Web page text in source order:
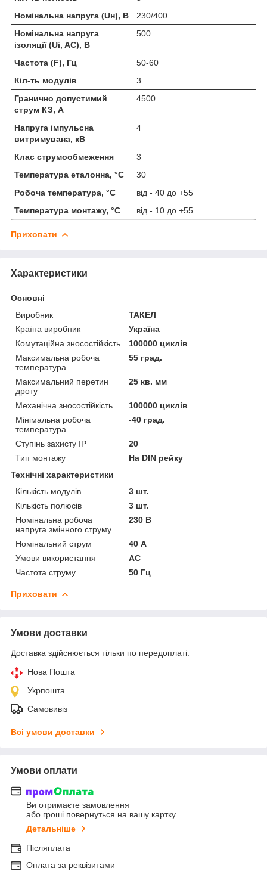
Номінальна напруга (Uн), В
230/400
Номінальна напруга
ізоляції (Ui, AC), В
500
Частота (F), Гц
50-60
Кіл-ть модулів
3
Гранично допустимий
струм КЗ, А
4500
Напруга імпульсна
витримувана, кВ
4
Клас струмообмеження
3
Температура еталонна, °C
30
Робоча температура, °C
від - 40 до +55
Температура монтажу, °C
від - 10 до +55
Приховати
Характеристики
Основні
Виробник
ТАКЕЛ
Країна виробник
Україна
Комутаційна зносостійкість
100000 циклів
Максимальна робоча
температура
55 град.
Максимальний перетин
дроту
25 кв. мм
Механічна зносостійкість
100000 циклів
Мінімальна робоча
температура
-40 град.
Ступінь захисту IP
20
Тип монтажу
На DIN рейку
Технічні характеристики
Кількість модулів
3 шт.
Кількість полюсів
3 шт.
Номінальна робоча
напруга змінного струму
230 В
Номінальний струм
40 А
Умови використання
АС
Частота струму
50 Гц
Приховати
Умови доставки
Доставка здійснюється тільки по передоплаті.
Нова Пошта
Укрпошта
Самовивіз
Всі умови доставки
Умови оплати
Ви отримаєте замовлення
або гроші повернуться на вашу картку
Детальніше
Післяплата
Оплата за реквізитами